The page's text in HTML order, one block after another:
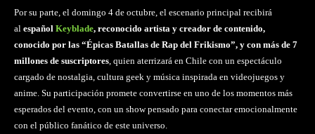
Por su parte, el domingo 4 de octubre, el escenario principal recibirá
al español Keyblade, reconocido artista y creador de contenido,
conocido por las “Épicas Batallas de Rap del Frikismo”, y con más de 7
millones de suscriptores , quien aterrizará en Chile con un espectáculo
cargado de nostalgia, cultura geek y música inspirada en videojuegos y
anime. Su participación promete convertirse en uno de los momentos más
esperados del evento, con un show pensado para conectar emocionalmente
con el público fanático de este universo.